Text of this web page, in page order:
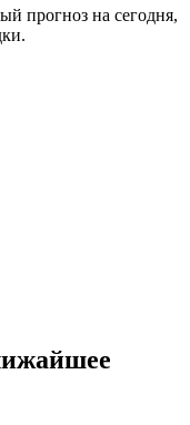
прогноз на сегодня,